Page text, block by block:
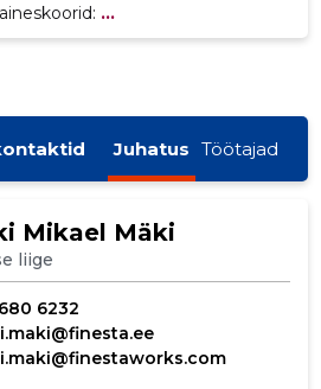
...
Juhatus Töötajad
Mikael Mäki
liige
6232